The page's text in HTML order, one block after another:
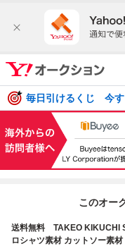
毎日引けるくじ 今す
このオー
送料無料 TAKEO KIKUCHI
ロシャツ素材 カットソー素